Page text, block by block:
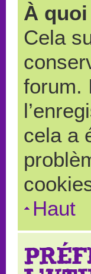
À
Cela
forum.
cela a
Haut